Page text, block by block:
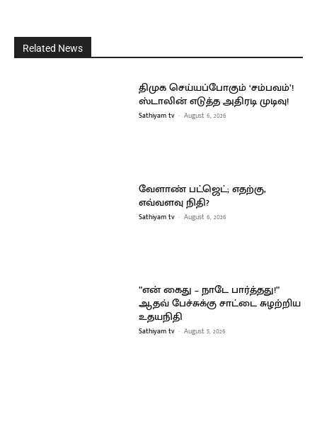
Related News
திமுக செய்யப்போகும் ‘சம்பவம்’!
ஸ்டாலின் எடுத்த அதிரடி முடிவு!
Sathiyam tv - August 6, 2026
வேளாண் பட்ஜெட்; எதற்கு,
எவ்வளவு நிதி?
Sathiyam tv - August 6, 2026
”என் கைது – நாடே பார்த்தது!”
ஆதவ் பேச்சுக்கு சாட்டை சுழற்றிய
உதயநிதி
Sathiyam tv - August 5, 2026